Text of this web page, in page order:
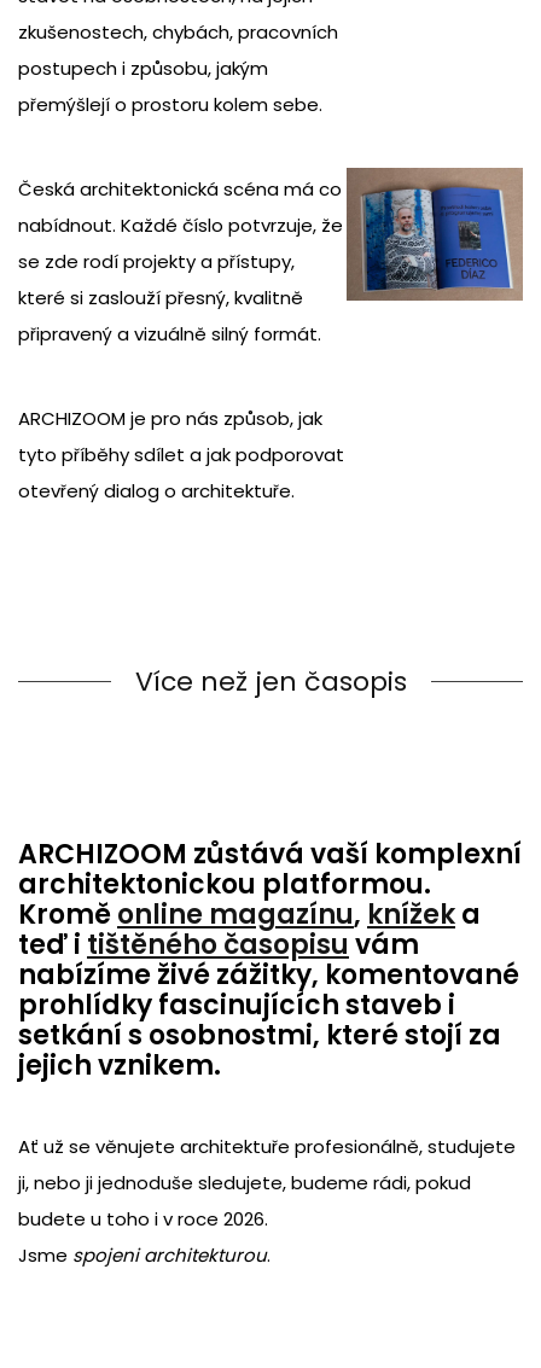
zkušenostech, chybách, pracovních
postupech i způsobu, jakým
přemýšlejí o prostoru kolem sebe.
Česká architektonická scéna má co
nabídnout. Každé číslo potvrzuje, že
se zde rodí projekty a přístupy,
které si zaslouží přesný, kvalitně
připravený a vizuálně silný formát.
ARCHIZOOM je pro nás způsob, jak
tyto příběhy sdílet a jak podporovat
otevřený dialog o architektuře.
Více než jen časopis
ARCHIZOOM zůstává vaší komplexní
architektonickou platformou.
Kroměonline magazínu, knížeka
teď i tištěného časopisu vám
nabízíme živé zážitky, komentované
prohlídky fascinujících staveb i
setkání s osobnostmi, které stojí za
jejich vznikem.
Ať už se věnujete architektuře profesionálně, studujete
ji, nebo ji jednoduše sledujete, budeme rádi, pokud
budete u toho i v roce 2026.
Jsme spojeni architekturou.